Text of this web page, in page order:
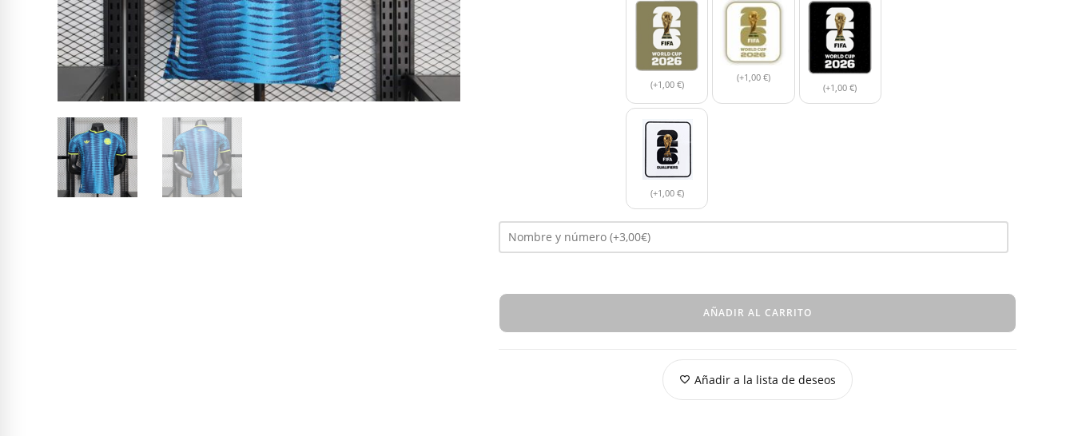
(+1,00 €)
(+1,00 €)
(+1,00 €)
(+1,00 €)
AÑADIR AL CARRITO
Añadir a la lista de deseos